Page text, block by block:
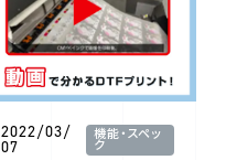
2022/03/
07
機能・スペッ
ク